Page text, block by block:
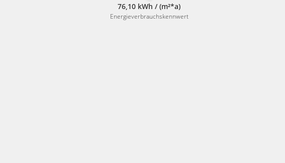
76,10 kWh / (m²*a)
Energieverbrauchskennwert